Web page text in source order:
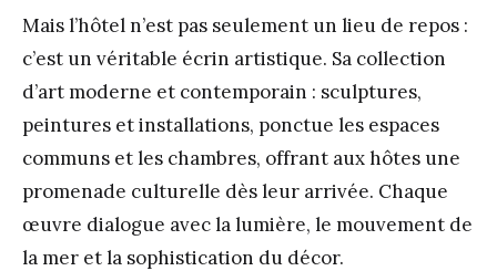
Mais l’hôtel n’est pas seulement un lieu de repos :
c’est un véritable écrin artistique. Sa collection
d’art moderne et contemporain : sculptures,
peintures et installations, ponctue les espaces
communs et les chambres, offrant aux hôtes une
promenade culturelle dès leur arrivée. Chaque
œuvre dialogue avec la lumière, le mouvement de
la mer et la sophistication du décor.